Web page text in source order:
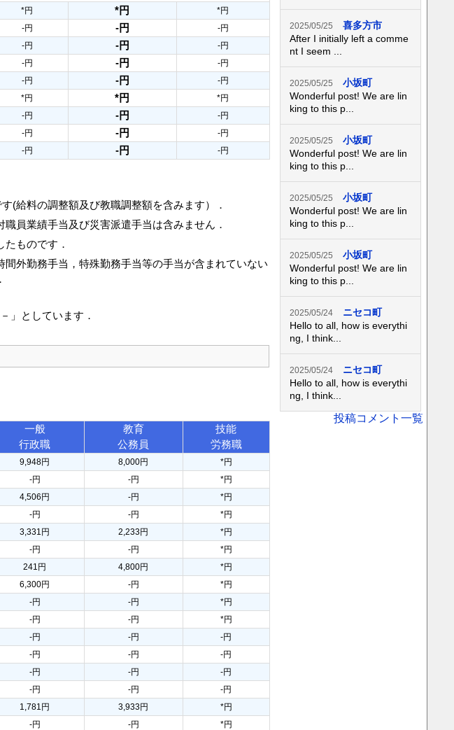
*円 *円
*円
-円 -円
-円
-円 -円
-円
-円 -円
-円
-円 -円
-円
*円 *円
*円
-円 -円
-円
-円 -円
-円
-円 -円 -円
(給料の調整額及び教職調整額を含みます）．
員業績手当及び災害派遣手当は含みません．
ものです．
外勤務手当，特殊勤務手当等の手当が含まれていない
」としています．
一般
行政職
教育
公務員
技能
労務職
9,948円 8,000円
*円
-円 -円
*円
4,506円 -円
*円
-円 -円
*円
3,331円 2,233円
*円
-円 -円
*円
241円 4,800円
*円
6,300円 -円
*円
-円 -円
*円
-円 -円
*円
-円 -円
-円
-円 -円
-円
-円 -円
-円
-円 -円
-円
1,781円 3,933円
*円
-円 -円
*円
2025/05/25
喜多方市
After I initially left a comme
nt I seem ...
2025/05/25
小坂町
Wonderful post! We are lin
king to this p...
2025/05/25
小坂町
Wonderful post! We are lin
king to this p...
2025/05/25
小坂町
Wonderful post! We are lin
king to this p...
2025/05/25
小坂町
Wonderful post! We are lin
king to this p...
2025/05/24
ニセコ町
Hello to all, how is everythi
ng, I think...
2025/05/24
ニセコ町
Hello to all, how is everythi
ng, I think...
投稿コメント一覧